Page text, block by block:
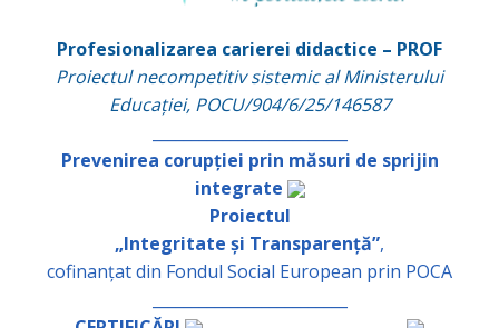
Profesionalizarea carierei didactice – PROF
Proiectul necompetitiv sistemic al Ministerului
Educației, POCU/904/6/25/146587
Prevenirea corupției prin măsuri de sprijin
integrate
Proiectul
„Integritate și Transparență”,
cofinanțat din Fondul Social European prin POCA